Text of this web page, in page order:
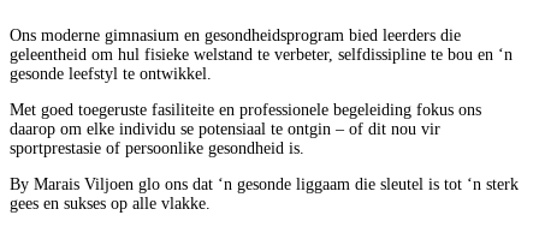
Ons moderne gimnasium en gesondheidsprogram bied leerders die
geleentheid om hul fisieke welstand te verbeter, selfdissipline te bou en ‘n
gesonde leefstyl te ontwikkel.
Met goed toegeruste fasiliteite en professionele begeleiding fokus ons
daarop om elke individu se potensiaal te ontgin – of dit nou vir
sportprestasie of persoonlike gesondheid is.
By Marais Viljoen glo ons dat ‘n gesonde liggaam die sleutel is tot ‘n sterk
gees en sukses op alle vlakke.